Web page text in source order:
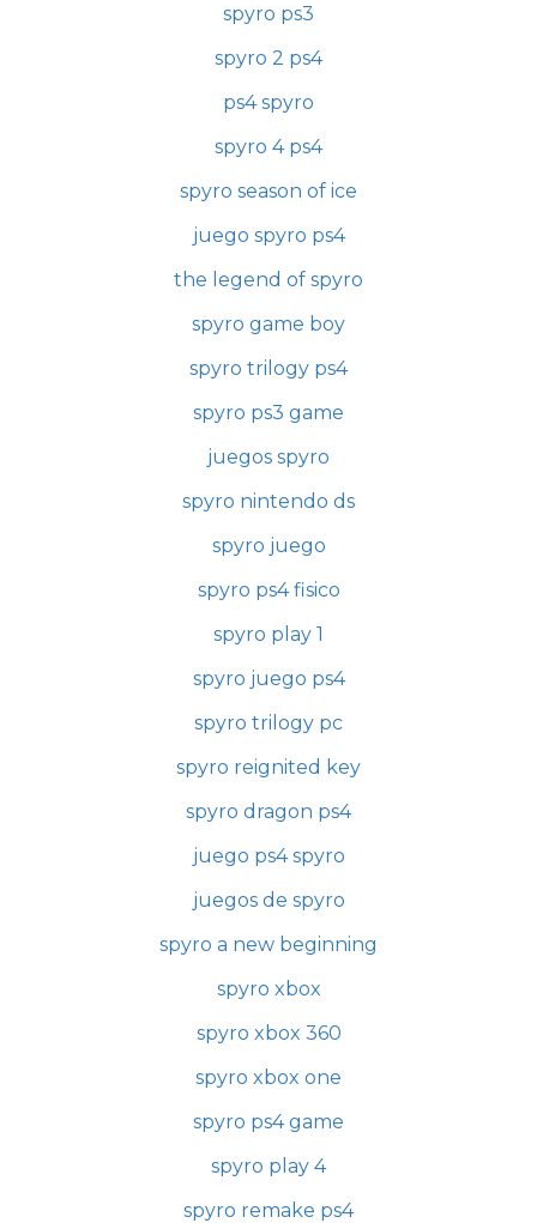
spyro ps3
spyro 2 ps4
ps4 spyro
spyro 4 ps4
spyro season of ice
juego spyro ps4
the legend of spyro
spyro game boy
spyro trilogy ps4
spyro ps3 game
juegos spyro
spyro nintendo ds
spyro juego
spyro ps4 fisico
spyro play 1
spyro juego ps4
spyro trilogy pc
spyro reignited key
spyro dragon ps4
juego ps4 spyro
juegos de spyro
spyro a new beginning
spyro xbox
spyro xbox 360
spyro xbox one
spyro ps4 game
spyro play 4
spyro remake ps4